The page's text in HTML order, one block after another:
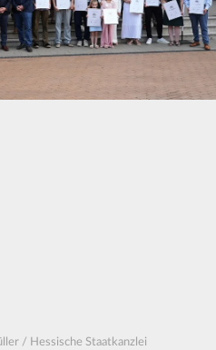
/ Hessische Staatkanzlei